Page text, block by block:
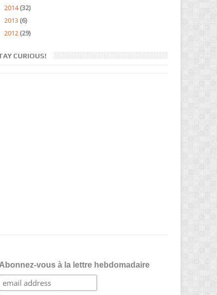
2014 (32)
2013 (6)
2012 (29)
CURIOUS!
Abonnez-vous à la lettre hebdomadaire